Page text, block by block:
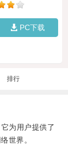
PC下载
排行
为用户提供了
世界。